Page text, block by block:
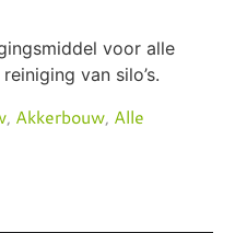
voor alle
van silo’s.
, Akkerbouw, Alle